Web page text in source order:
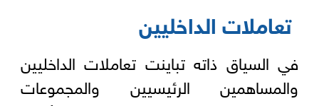
تعاملات الداخليين
في السياق ذاته تباينت تعاملات الداخليين
والمساهمين الرئيسيين والمجموعات